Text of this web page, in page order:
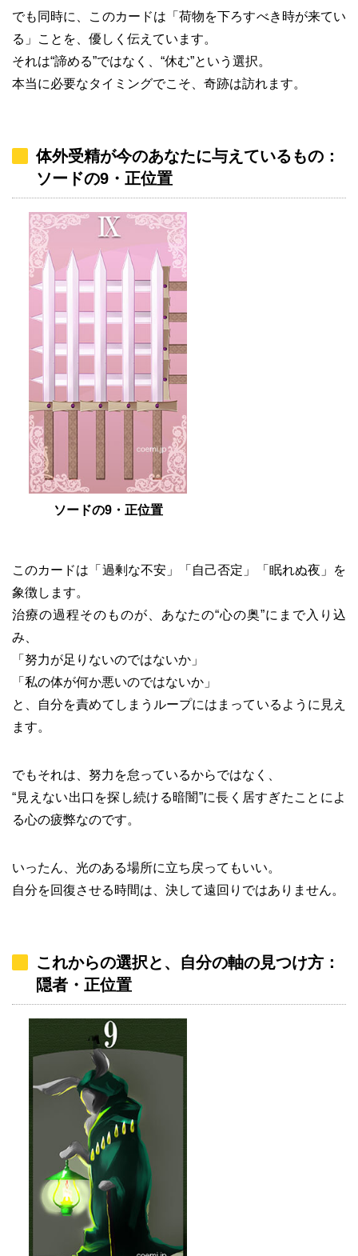
でも同時に、このカードは「荷物を下ろすべき時が来てい
る」ことを、優しく伝えています。
それは“諦める”ではなく、“休む”という選択。
本当に必要なタイミングでこそ、奇跡は訪れます。
体外受精が今のあなたに与えているもの：
ソードの9・正位置
ソードの9・正位置
このカードは「過剰な不安」「自己否定」「眠れぬ夜」を
象徴します。
治療の過程そのものが、あなたの“心の奥”にまで入り込
み、
「努力が足りないのではないか」
「私の体が何か悪いのではないか」
と、自分を責めてしまうループにはまっているように見え
ます。
でもそれは、努力を怠っているからではなく、
“見えない出口を探し続ける暗闇”に長く居すぎたことによ
る心の疲弊なのです。
いったん、光のある場所に立ち戻ってもいい。
自分を回復させる時間は、決して遠回りではありません。
これからの選択と、自分の軸の見つけ方：
隠者・正位置